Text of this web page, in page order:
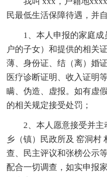
民最低生活保障待遇，并
1、本人申报的家庭
户的子女）和提供的相关
薄、身份证、结（离）婚
医疗诊断证明、收入证明
瞒、伪造、虚报。如有虚
的相关规定接受处罚；
2、本人愿意接受并主
乡（镇）民政所及 窑洞村
查、民主评议和张榜公示
配合一切调查，如实申报